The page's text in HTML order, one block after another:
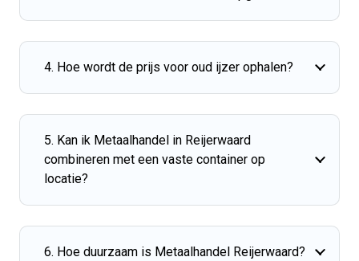
4. Hoe wordt de prijs voor oud ijzer ophalen?
5. Kan ik Metaalhandel in Reijerwaard
combineren met een vaste container op
locatie?
6. Hoe duurzaam is Metaalhandel Reijerwaard?